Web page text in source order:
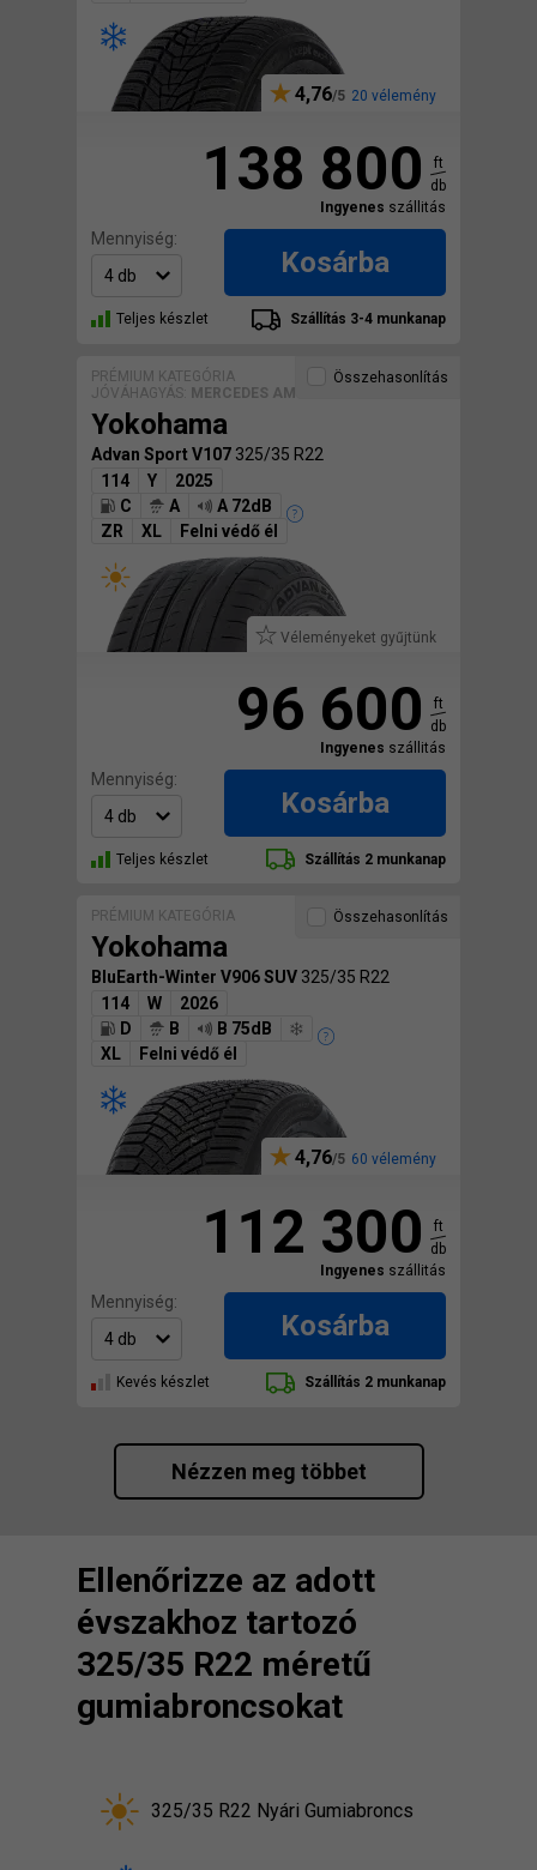
4,76 20 vélemény
138 800
ft
db
Ingyenes szállitás
Mennyiség:
Kosárba
Teljes készlet Szállítás 3-4 munkanap
PRÉMIUM KATEGÓRIA
JÓVÁHAGYÁS: MERCEDES AMG
Yokohama
Advan Sport V107 325/35 R22
114
Y
2025
C
A
A 72dB
ZR
XL Felni védő él
Véleményeket gyűjtünk
Összehasonlítás
96 600
ft
db
Ingyenes szállitás
Mennyiség:
Kosárba
Teljes készlet Szállítás 2 munkanap
PRÉMIUM KATEGÓRIA
Yokohama
BluEarth-Winter V906 SUV 325/35 R22
114
W
2026
D
B
B 75dB
XL
Felni védő él
4,76 60 vélemény
Összehasonlítás
112 300
ft
db
Ingyenes szállitás
Mennyiség:
Kosárba
Kevés készlet Szállítás 2 munkanap
Nézzen meg többet
Ellenőrizze az adott
évszakhoz tartozó
325/35 R22 méretű
gumiabroncsokat
325/35 R22 Nyári Gumiabroncs